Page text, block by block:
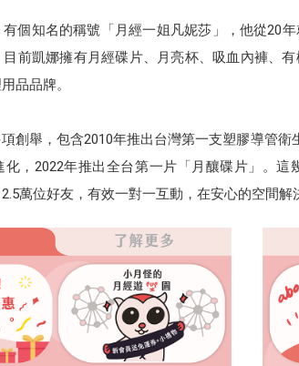
個知名的稱號「月經一姐凡妮莎」，他從20
前凱娜擁有月經碟片、⽉亮杯、吸⾎內褲、
品品牌。
創舉，包含2010年推出台灣第一支塑膠導管
，2022年推出全台第一片「月釀碟片」。
萬位好友，有效一對一互動，在安心的空間解